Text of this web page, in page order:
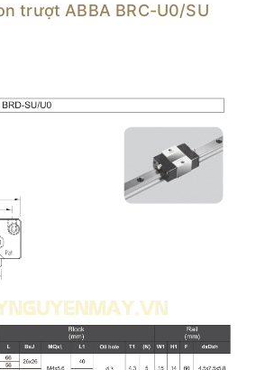
trượt ABBA BRC-U0/SU